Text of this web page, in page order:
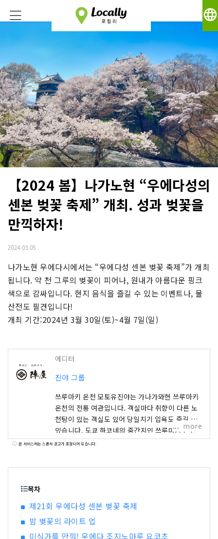
language
【2024 봄】나가노현 “우에다성의
센본 벚꽃 축제” 개최. 성과 벚꽃을
만끽하자!
2024.03.05
나가노현 우에다시에서는 “우에다성 센본 벚꽃 축제”가 개최
됩니다. 약 천 그루의 벚꽃이 피어나, 원내가 아름다운 핑크
색으로 감싸입니다. 현지 음식을 즐길 수 있는 이벤트나, 물
산전도 필견입니다!
개최 기간:2024년 3월 30일(토)~4월 7일(일)
에디터
진야 그룹
쓰루마키 온천 모토유진야는 가나가와현 쓰루마키
온천의 전통 여관입니다. 객실마다 취향이 다른 노
천탕이 있는 객실도 있어 당일치기 입욕도 즐길 수
있습니다. 도쿄 하코네의 중간지인 쓰루마키 온천
역에서 도보 5분, 접근도 뛰어납니다. 진야 그룹이
자이너 이시하라 와코 프로듀스. 전세 정원이있는
노천탕과 나무가 따뜻한 객실, 회의실, 키즈 룸이 있
습니다. 관내의 곳곳에 식물과 꽃이 넘쳐 녹음이 넘
more
본 서비스에는 스폰서 광고가 포함되어 있습니다.
목차
제21회 우에다성 센본 벚꽃 축제
밤 벚꽃의 라이트 업
미식가를 만끽! 우에다 조지노마루 요코초